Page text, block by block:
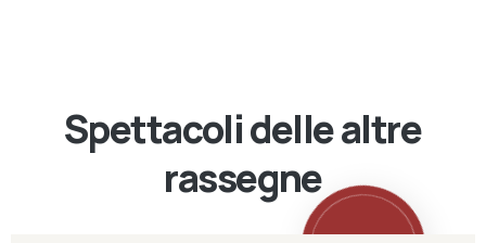
Spettacoli delle altre
rassegne